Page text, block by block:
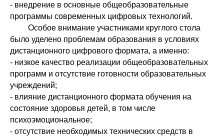
- внедрение в основные общеобразовательные
программы современных цифровых технологий.
Особое внимание участниками круглого стола
было уделено проблемам образования в условиях
дистанционного цифрового формата, а именно:
- низкое качество реализации общеобразовательных
программ и отсутствие готовности образовательных
учреждений;
- влияние дистанционного формата обучения на
состояние здоровья детей, в том числе
психоэмоциональное;
- отсутствие необходимых технических средств в